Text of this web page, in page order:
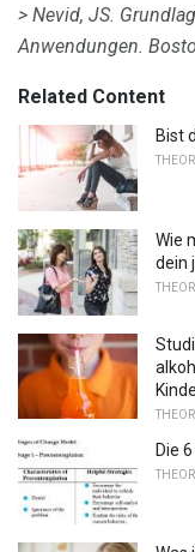
> Nevid, JS.
Anwendungen.
Related Content
Bist
Wie
dein
Die